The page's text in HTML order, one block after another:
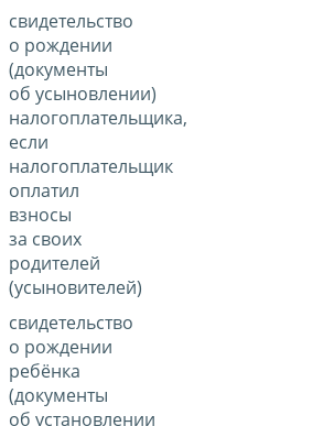
свидетельство
о рождении
(документы
об усыновлении)
налогоплательщика,
если
налогоплательщик
оплатил
взносы
за своих
родителей
(усыновителей)
свидетельство
о рождении
ребёнка
(документы
об установлении